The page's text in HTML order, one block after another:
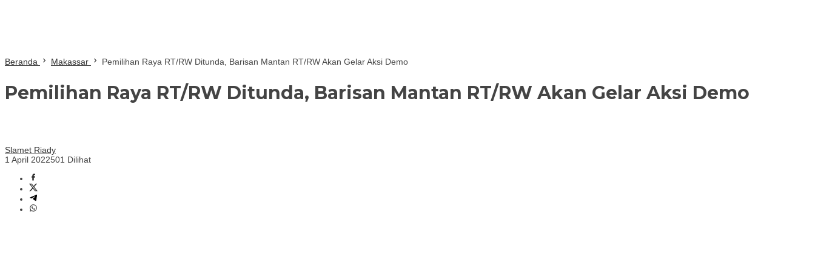
Beranda Makassar Pemilihan Raya RT/RW Ditunda, Barisan Mantan RT/RW Akan Gelar Aksi Demo
Pemilihan Raya RT/RW Ditunda, Barisan Mantan RT/RW Akan Gelar Aksi Demo
Slamet Riady
1 April 2022501 Dilihat